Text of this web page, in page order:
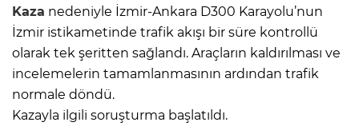
Kaza nedeniyle İzmir-Ankara D300 Karayolu’nun
İzmir istikametinde trafik akışı bir süre kontrollü
olarak tek şeritten sağlandı. Araçların kaldırılması ve
incelemelerin tamamlanmasının ardından trafik
normale döndü.
Kazayla ilgili soruşturma başlatıldı.